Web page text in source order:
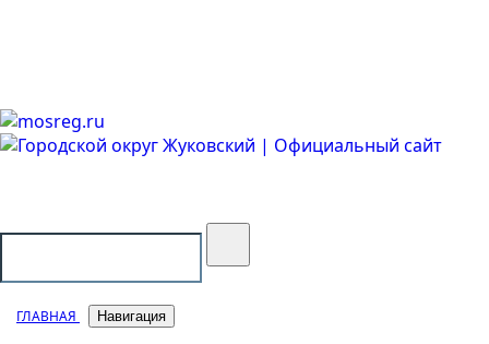
ГЛАВНАЯ Навигация